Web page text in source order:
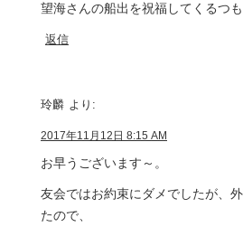
望海さんの船出を祝福してくるつ
返信
玲麟 より:
2017年11月12日 8:15 AM
お早うございます～。
友会ではお約束にダメでしたが、
たので、